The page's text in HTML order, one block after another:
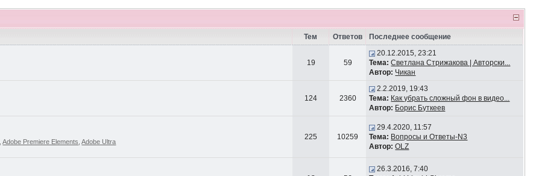
Тем Ответов Последнее сообщение
19 59
20.12.2015, 23:21
Тема: Светлана Стрижакова | Авторски...
Автор: Чикан
124 2360
2.2.2019, 19:43
Тема: Как убрать сложный фон в видео...
Автор: Борис Буткеев
,Adobe Premiere Elements ,Adobe Ultra
225 10259
29.4.2020, 11:57
Тема: Вопросы и Ответы-N3
Автор: OLZ
26.3.2016, 7:40